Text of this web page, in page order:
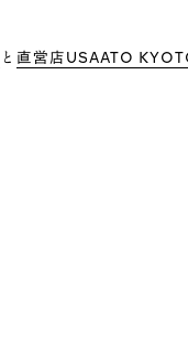
と 直営店USAATO